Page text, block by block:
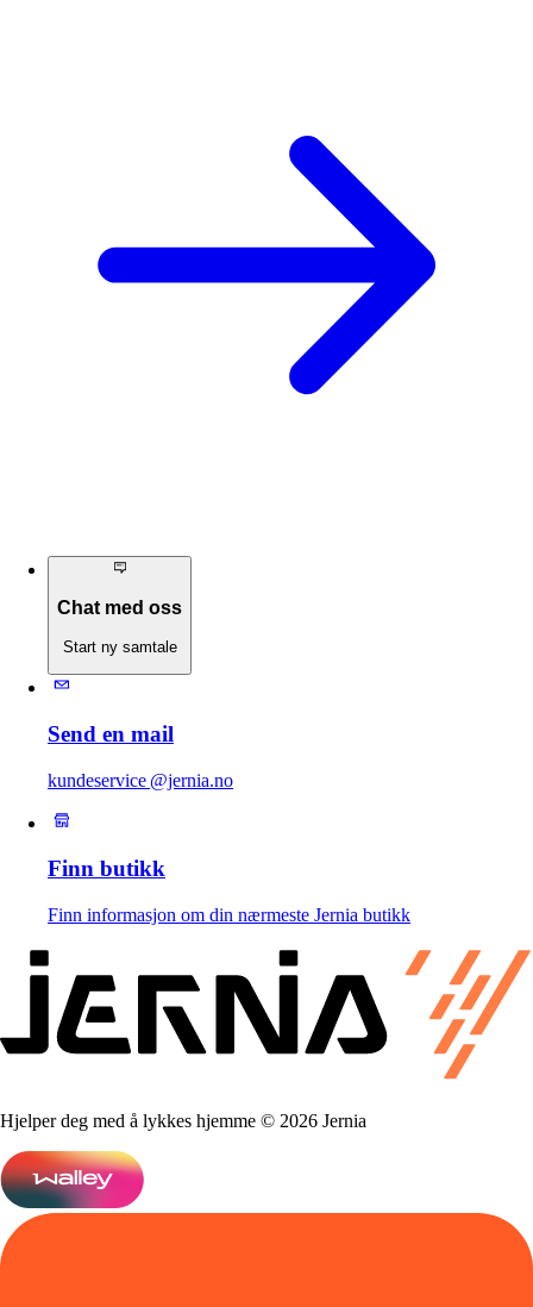
Chat med oss
Start ny samtale
Send en mail
kundeservice @jernia.no
Finn butikk
Finn informasjon om din nærmeste Jernia butikk
Hjelper deg med å lykkes hjemme © 2026 Jernia